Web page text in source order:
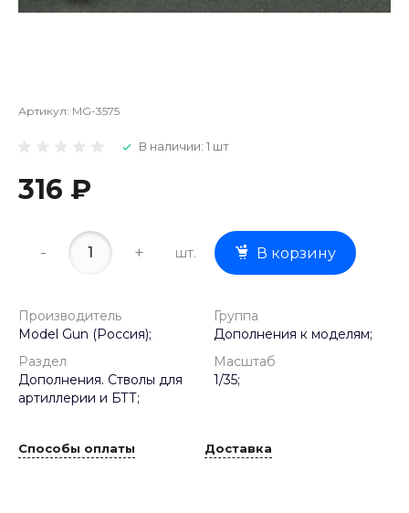
Артикул: MG-3575
В наличии: 1 шт
316 ₽
- + шт. В корзину
Производитель
Model Gun (Россия);
Группа
Дополнения к моделям;
Раздел
Дополнения. Стволы для
артиллерии и БТТ;
Масштаб
1/35;
Способы оплаты Доставка